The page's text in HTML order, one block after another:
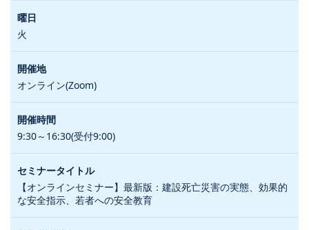
火
オンライン(Zoom)
9:30～16:30(受付9:00)
【オンラインセミナー】最新版：建設死亡災害の実態、効果的
な安全指示、若者への安全教育